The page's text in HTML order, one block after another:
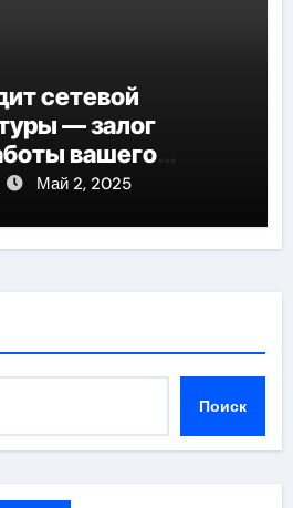
сетевой
— залог
вашего
Май 2, 2025
Поиск